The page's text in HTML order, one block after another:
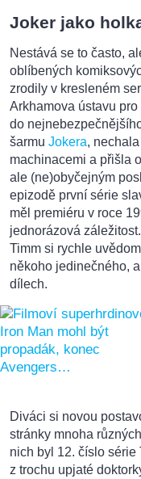
Joker jako
Nestává se to často,
oblíbených
zrodily v kresleném
Arkhamova ústavu
do
šarmu Jokera,
machinacemi a přišla
ale (ne)obyčejným
epizodě první série
měl premiéru v roce
jednorázová
Timm si rychle
někoho jedinečného,
dílech.
Diváci si novou
stránky mnoha různých
nich byl 12. číslo série
z trochu upjaté